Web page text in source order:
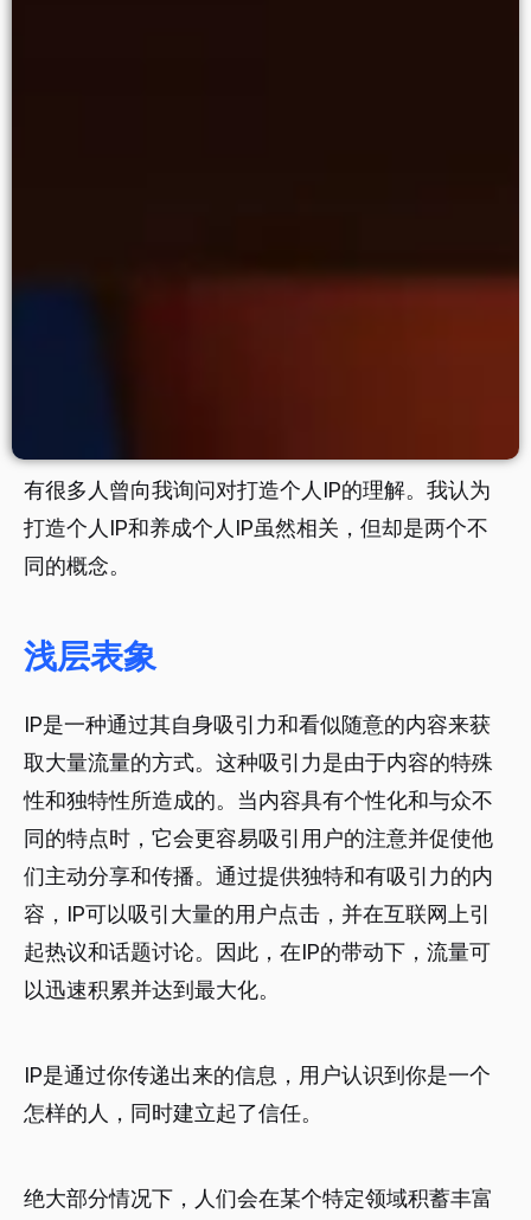
有很多人曾向我询问对打造个人IP的理解。我认为
打造个人IP和养成个人IP虽然相关，但却是两个不
同的概念。
浅层表象
IP是一种通过其自身吸引力和看似随意的内容来获
取大量流量的方式。这种吸引力是由于内容的特殊
性和独特性所造成的。当内容具有个性化和与众不
同的特点时，它会更容易吸引用户的注意并促使他
们主动分享和传播。通过提供独特和有吸引力的内
容，IP可以吸引大量的用户点击，并在互联网上引
起热议和话题讨论。因此，在IP的带动下，流量可
以迅速积累并达到最大化。
IP是通过你传递出来的信息，用户认识到你是一个
怎样的人，同时建立起了信任。
绝大部分情况下，人们会在某个特定领域积蓄丰富